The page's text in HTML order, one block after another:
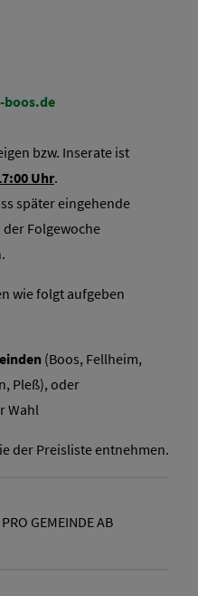
bzw. Inserate ist
Uhr.
später eingehende
Folgewoche
wie folgt aufgeben
(Boos, Fellheim,
Pleß), oder
Wahl
der Preisliste entnehmen.
GEMEINDE AB